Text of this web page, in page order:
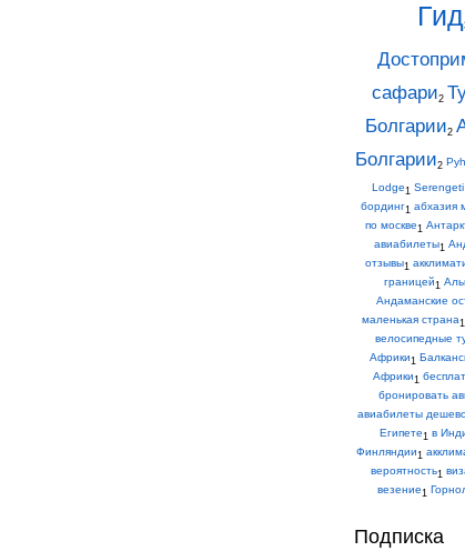
Гид
сафари2
Болгарии2
Болгарии2
Lodge1
бординг1 абхазия
по москве1
авиабилеты1
отзывы1
границей1
Андаманские
маленькая страна1
велосипедные
Африки1
Африки1
бронировать
авиабилеты
Египете1 в
Финляндии1
вероятность1
везение1
Подписка